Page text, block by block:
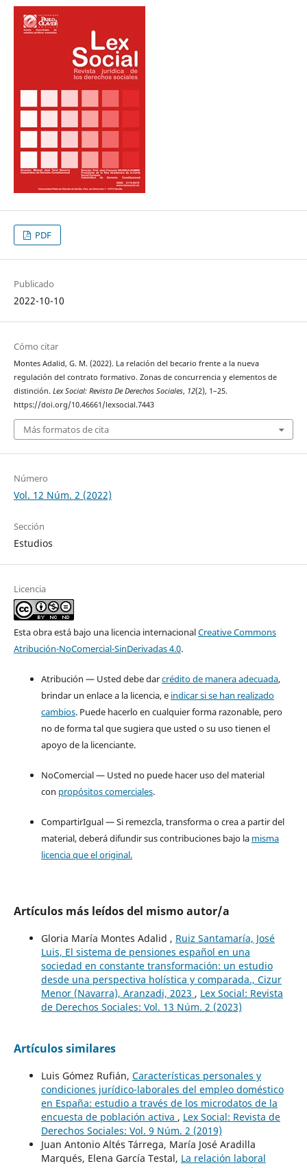
PDF
Publicado
2022-10-10
Cómo citar
Montes Adalid, G. M. (2022). La relación del becario frente a la nueva
regulación del contrato formativo. Zonas de concurrencia y elementos de
distinción. Lex Social: Revista De Derechos Sociales, 12(2), 1–25.
https://doi.org/10.46661/lexsocial.7443
Más formatos de cita
Número
Vol. 12 Núm. 2 (2022)
Sección
Estudios
Licencia
Esta obra está bajo una licencia internacionalCreative Commons
Atribución-NoComercial-SinDerivadas 4.0.
Atribución — Usted debe darcrédito de manera adecuada,
brindar un enlace a la licencia, e indicar si se han realizado
cambios. Puede hacerlo en cualquier forma razonable, pero
no de forma tal que sugiera que usted o su uso tienen el
apoyo de la licenciante.
NoComercial — Usted no puede hacer uso del material
con propósitos comerciales.
CompartirIgual — Si remezcla, transforma o crea a partir del
material, deberá difundir sus contribuciones bajo la misma
licencia que el original.
Artículos más leídos del mismo autor/a
Gloria María Montes Adalid , Ruiz Santamaría, José
Luis, El sistema de pensiones español en una
sociedad en constante transformación: un estudio
desde una perspectiva holística y comparada., Cizur
Menor (Navarra), Aranzadi, 2023 , Lex Social: Revista
de Derechos Sociales: Vol. 13 Núm. 2 (2023)
Artículos similares
Luis Gómez Rufián, Características personales y
condiciones jurídico-laborales del empleo doméstico
en España: estudio a través de los microdatos de la
encuesta de población activa , Lex Social: Revista de
Derechos Sociales: Vol. 9 Núm. 2 (2019)
Juan Antonio Altés Tárrega, María José Aradilla
Marqués, Elena García Testal, La relación laboral